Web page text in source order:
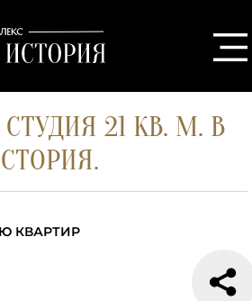
21 КВ. М. В
КВАРТИР